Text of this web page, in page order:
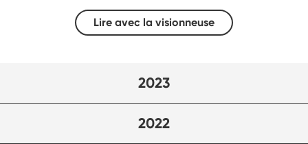
Lire avec la visionneuse
2023
2022